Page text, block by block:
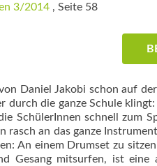
3/2014, Seite 58
Daniel Jakobi schon auf
durch die ganze Schule
SchülerInnen schnell zum
rasch an das ganze
An einem Drumset zu
Gesang mitsurfen, ist eine